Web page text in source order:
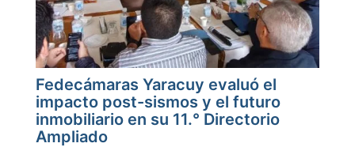
Fedecámaras Yaracuy evaluó el
impacto post-sismos y el futuro
inmobiliario en su 11.° Directorio
Ampliado